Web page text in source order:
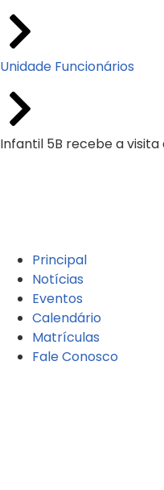
Unidade Funcionários
Infantil 5B recebe a
Principal
Notícias
Eventos
Calendário
Matrículas
Fale Conosco